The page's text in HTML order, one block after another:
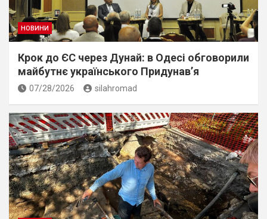
НОВИНИ
Крок до ЄС через Дунай: в Одесі обговорили
майбутнє українського Придунав’я
07/28/2026 silahromad